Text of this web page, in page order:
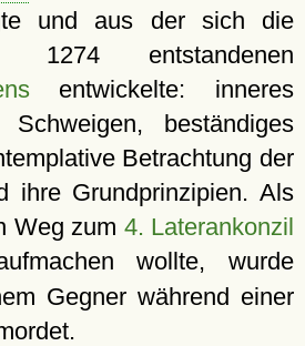
und aus der sich die
entstandenen
entwickelte: inneres
beständiges
Betrachtung der
ihre Grundprinzipien. Als
Weg zum 4. Laterankonzil
wollte, wurde
Gegner während einer